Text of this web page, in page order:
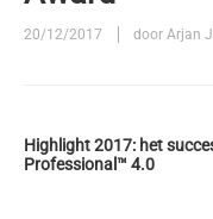
20/12/2017 door Arjan
Highlight 2017: het
Professional™ 4.0